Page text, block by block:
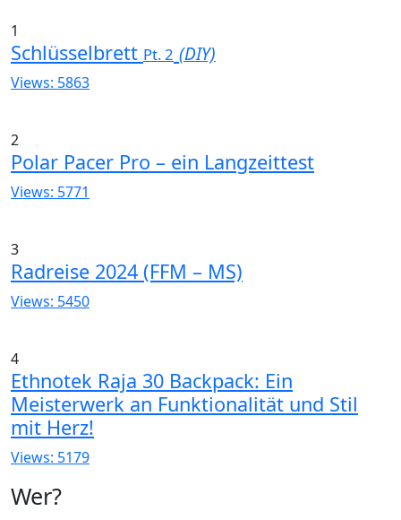
1
Schlüsselbrett Pt. 2 (DIY)
Views: 5863
2
Polar Pacer Pro – ein Langzeittest
Views: 5771
3
Radreise 2024 (FFM – MS)
Views: 5450
4
Ethnotek Raja 30 Backpack: Ein
Meisterwerk an Funktionalität und Stil
mit Herz!
Views: 5179
Wer?